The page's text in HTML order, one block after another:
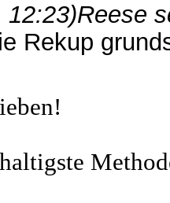
12:23)Reese
Rekup